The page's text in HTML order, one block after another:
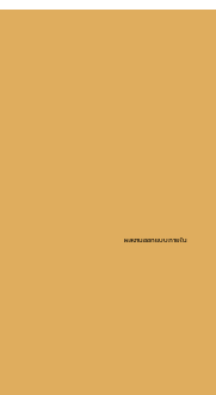
ผลงานออกแบบภายใน